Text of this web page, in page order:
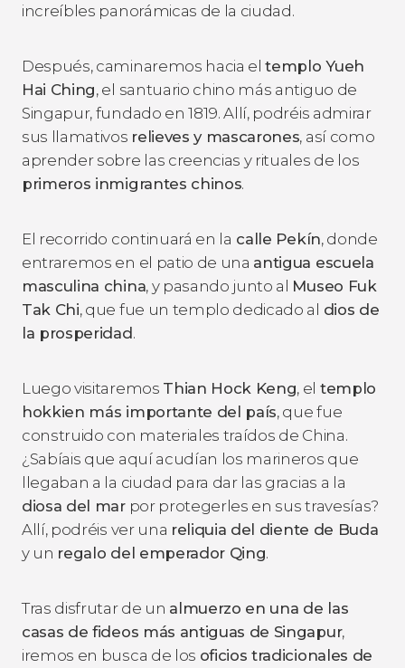
increíbles panorámicas de la ciudad.
Después, caminaremos hacia eltemplo Yueh
Hai Ching, el santuario chino más antiguo de
Singapur, fundado en 1819. Allí, podréis admirar
sus llamativos relieves y mascarones, así como
aprender sobre las creencias y rituales de los
primeros inmigrantes chinos.
El recorrido continuará en la calle Pekín, donde
entraremos en el patio de una antigua escuela
masculina china, y pasando junto al Museo Fuk
Tak Chi, que fue un templo dedicado al dios de
la prosperidad.
Luego visitaremos Thian Hock Keng, el templo
hokkien más importante del país, que fue
construido con materiales traídos de China.
¿Sabíais que aquí acudían los marineros que
llegaban a la ciudad para dar las gracias a la
diosa del marpor protegerles en sus travesías?
Allí, podréis ver una reliquia del diente de Buda
y un regalo del emperador Qing.
Tras disfrutar de un almuerzo en una de las
casas de fideos más antiguas de Singapur,
iremos en busca de los oficios tradicionales de